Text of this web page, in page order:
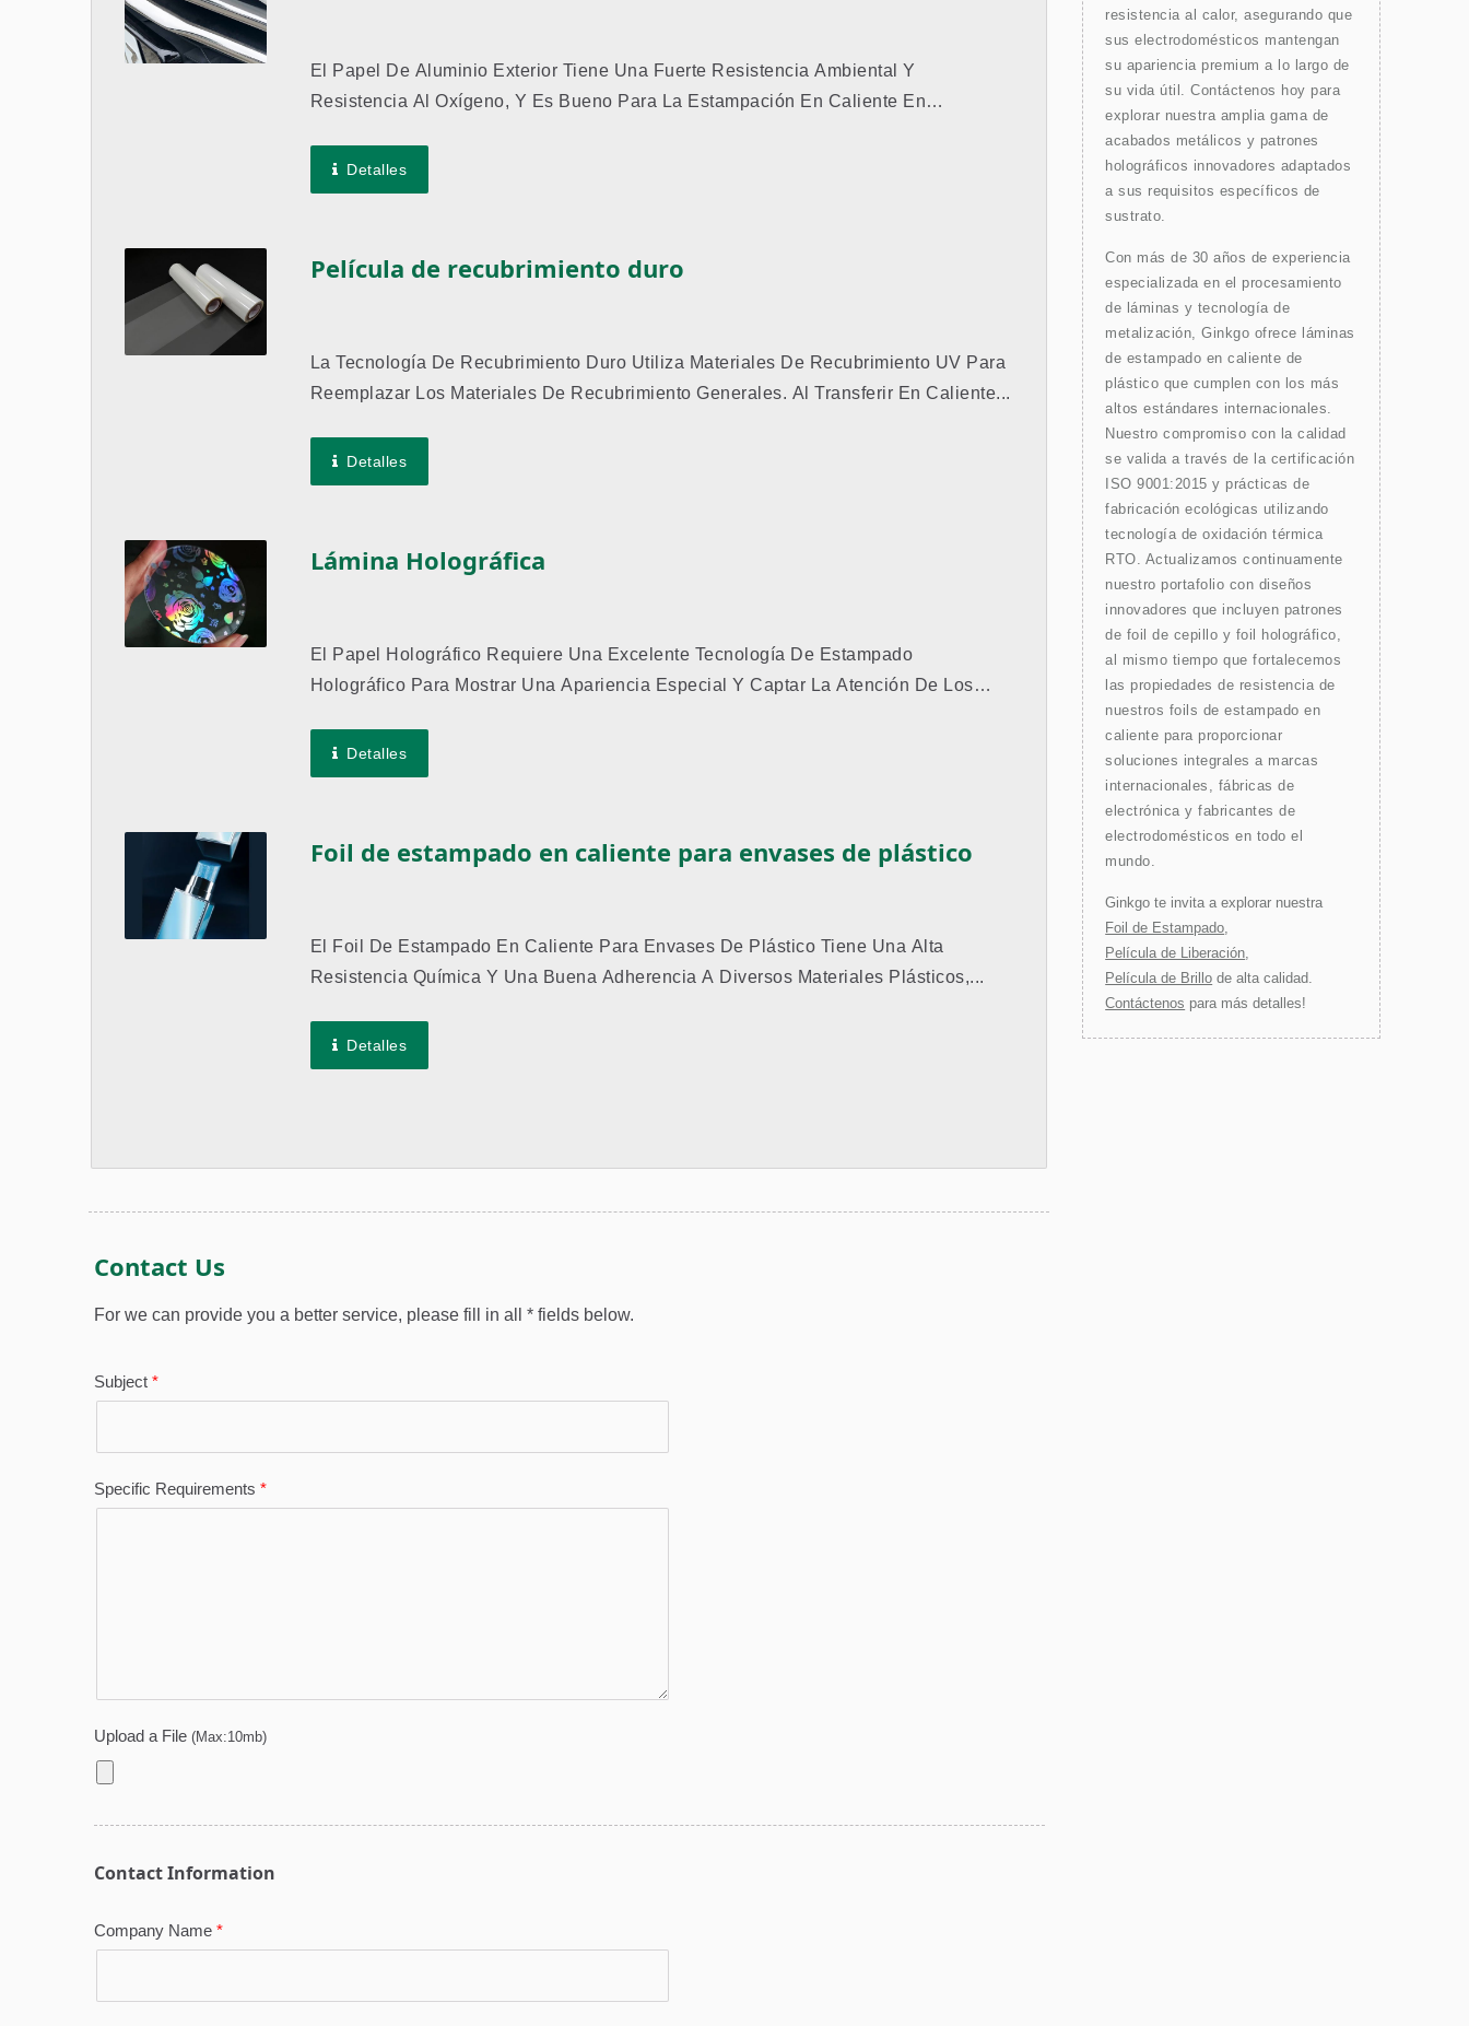
El Papel De Aluminio Exterior Tiene Una Fuerte Resistencia Ambiental Y
Resistencia Al Oxígeno, Y Es Bueno Para La Estampación En Caliente En
Detalles
Película de recubrimiento duro
La Tecnología De Recubrimiento Duro Utiliza Materiales De Recubrimiento UV Para
Reemplazar Los Materiales De Recubrimiento Generales. Al Transferir En Caliente...
Detalles
Lámina Holográfica
El Papel Holográfico Requiere Una Excelente Tecnología De Estampado
Holográfico Para Mostrar Una Apariencia Especial Y Captar La Atención De Los
Detalles
Foil de estampado en caliente para envases de plástico
El Foil De Estampado En Caliente Para Envases De Plástico Tiene Una Alta
Resistencia Química Y Una Buena Adherencia A Diversos Materiales Plásticos,...
Detalles
resistencia al calor, asegurando que
sus electrodomésticos mantengan
su apariencia premium a lo largo de
su vida útil. Contáctenos hoy para
explorar nuestra amplia gama de
acabados metálicos y patrones
holográficos innovadores adaptados
a sus requisitos específicos de
sustrato.
Con más de 30 años de experiencia
especializada en el procesamiento
de láminas y tecnología de
metalización, Ginkgo ofrece láminas
de estampado en caliente de
plástico que cumplen con los más
altos estándares internacionales.
Nuestro compromiso con la calidad
se valida a través de la certificación
ISO 9001:2015 y prácticas de
fabricación ecológicas utilizando
tecnología de oxidación térmica
RTO. Actualizamos continuamente
nuestro portafolio con diseños
innovadores que incluyen patrones
de foil de cepillo y foil holográfico,
al mismo tiempo que fortalecemos
las propiedades de resistencia de
nuestros foils de estampado en
caliente para proporcionar
soluciones integrales a marcas
internacionales, fábricas de
electrónica y fabricantes de
electrodomésticos en todo el
mundo.
Ginkgo te invita a explorar nuestra
Foil de Estampado,
Película de Liberación,
Película de Brillo de alta calidad.
Contáctenos para más detalles!